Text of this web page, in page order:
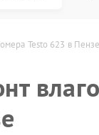
Testo 623 в Пензе